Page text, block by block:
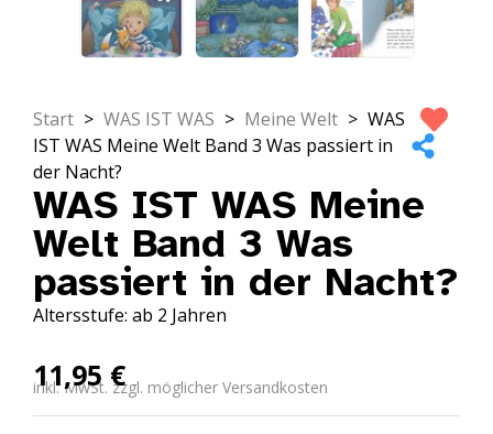
Start > WAS IST WAS > Meine Welt > WAS
IST WAS Meine Welt Band 3 Was passiert in
der Nacht?
WAS IST WAS Meine
Welt Band 3 Was
passiert in der Nacht?
Altersstufe: ab 2 Jahren
11,95 €
inkl. MwSt. zzgl. möglicher Versandkosten